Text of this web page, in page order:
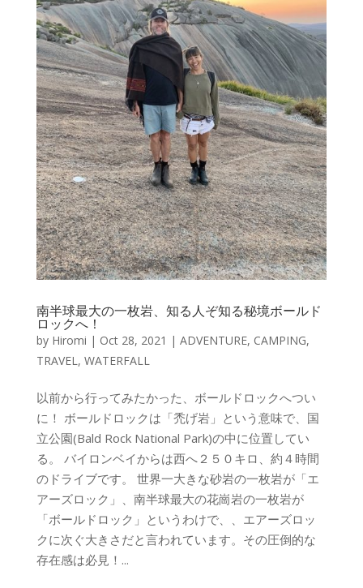
南半球最大の一枚岩、知る人ぞ知る秘境ボールド
ロックへ！
by Hiromi | Oct 28, 2021 | ADVENTURE, CAMPING,
TRAVEL , WATERFALL
以前から行ってみたかった、ボールドロックへつい
に！ ボールドロックは「禿げ岩」という意味で、国
立公園(Bald Rock National Park)の中に位置してい
る。 バイロンベイからは西へ２５０キロ、約４時間
のドライブです。 世界一大きな砂岩の一枚岩が「エ
アーズロック」、南半球最大の花崗岩の一枚岩が
「ボールドロック」というわけで、、エアーズロッ
クに次ぐ大きさだと言われています。その圧倒的な
存在感は必見！...